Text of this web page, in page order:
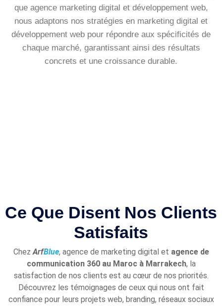
que agence marketing digital et développement web,
nous adaptons nos stratégies en marketing digital et
développement web pour répondre aux spécificités de
chaque marché, garantissant ainsi des résultats
concrets et une croissance durable.
Ce Que Disent Nos Clients
Satisfaits
ChezArfBlue, agence de marketing digital et agence de
communication 360 au Maroc à Marrakech, la
satisfaction de nos clients est au cœur de nos priorités.
Découvrez les témoignages de ceux qui nous ont fait
confiance pour leurs projets web, branding, réseaux sociaux